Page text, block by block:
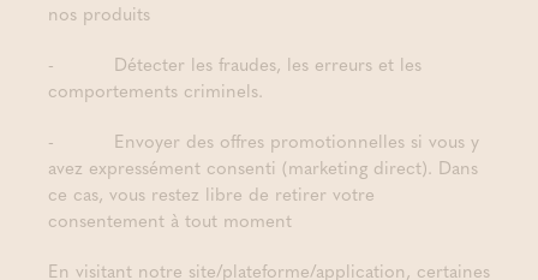
nos produits
- Détecter les fraudes, les erreurs et les
comportements criminels.
- Envoyer des offres promotionnelles si vous y
avez expressément consenti (marketing direct). Dans
ce cas, vous restez libre de retirer votre
consentement à tout moment
En visitant notre site/plateforme/application, certaines